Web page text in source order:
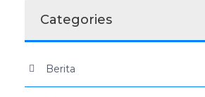
Categories
Berita